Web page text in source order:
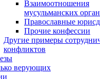
Взаимоотношения
мусульманских
Православные
Прочие конфессии
Другие примеры
конфликтов
верующих